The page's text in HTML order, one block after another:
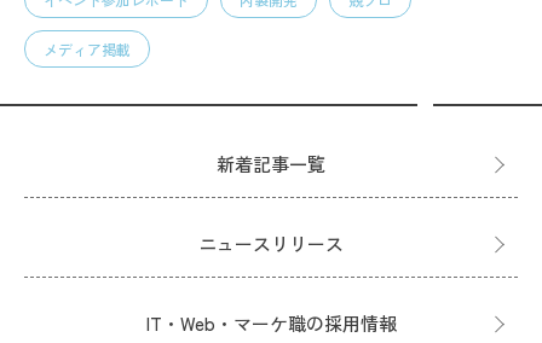
メディア掲載
新着記事一覧
ニュースリリース
IT・Web・マーケ職の採用情報